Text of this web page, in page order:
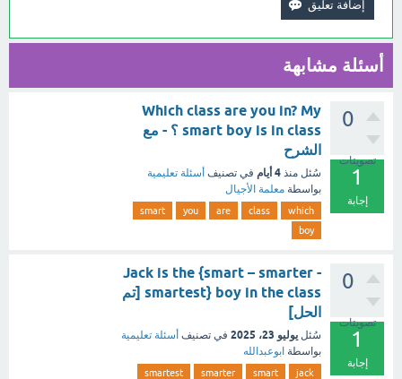
أسئلة مشابهة
0
تصويتات
1
إجابة
Which class are you in? My
smart boy is in class ؟ - مع
الشرح
سُئل منذ 4 أيام في تصنيف أسئلة تعليمية
بواسطة معلمة الأجيال
which
class
are
you
smart
boy
0
تصويتات
1
إجابة
Jack is the {smart – smarter -
smartest} boy in the class [تم
الحل]
سُئل يوليو 23، 2025 في تصنيف أسئلة تعليمية
بواسطة ابوعبدالله
jack
smart
smarter
smartest